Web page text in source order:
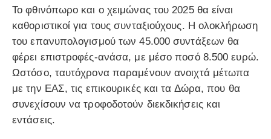
Το φθινόπωρο και ο χειμώνας του 2025 θα είναι
καθοριστικοί για τους συνταξιούχους. Η ολοκλήρωση
του επανυπολογισμού των 45.000 συντάξεων θα
φέρει επιστροφές-ανάσα, με μέσο ποσό 8.500 ευρώ.
Ωστόσο, ταυτόχρονα παραμένουν ανοιχτά μέτωπα
με την ΕΑΣ, τις επικουρικές και τα Δώρα, που θα
συνεχίσουν να τροφοδοτούν διεκδικήσεις και
εντάσεις.